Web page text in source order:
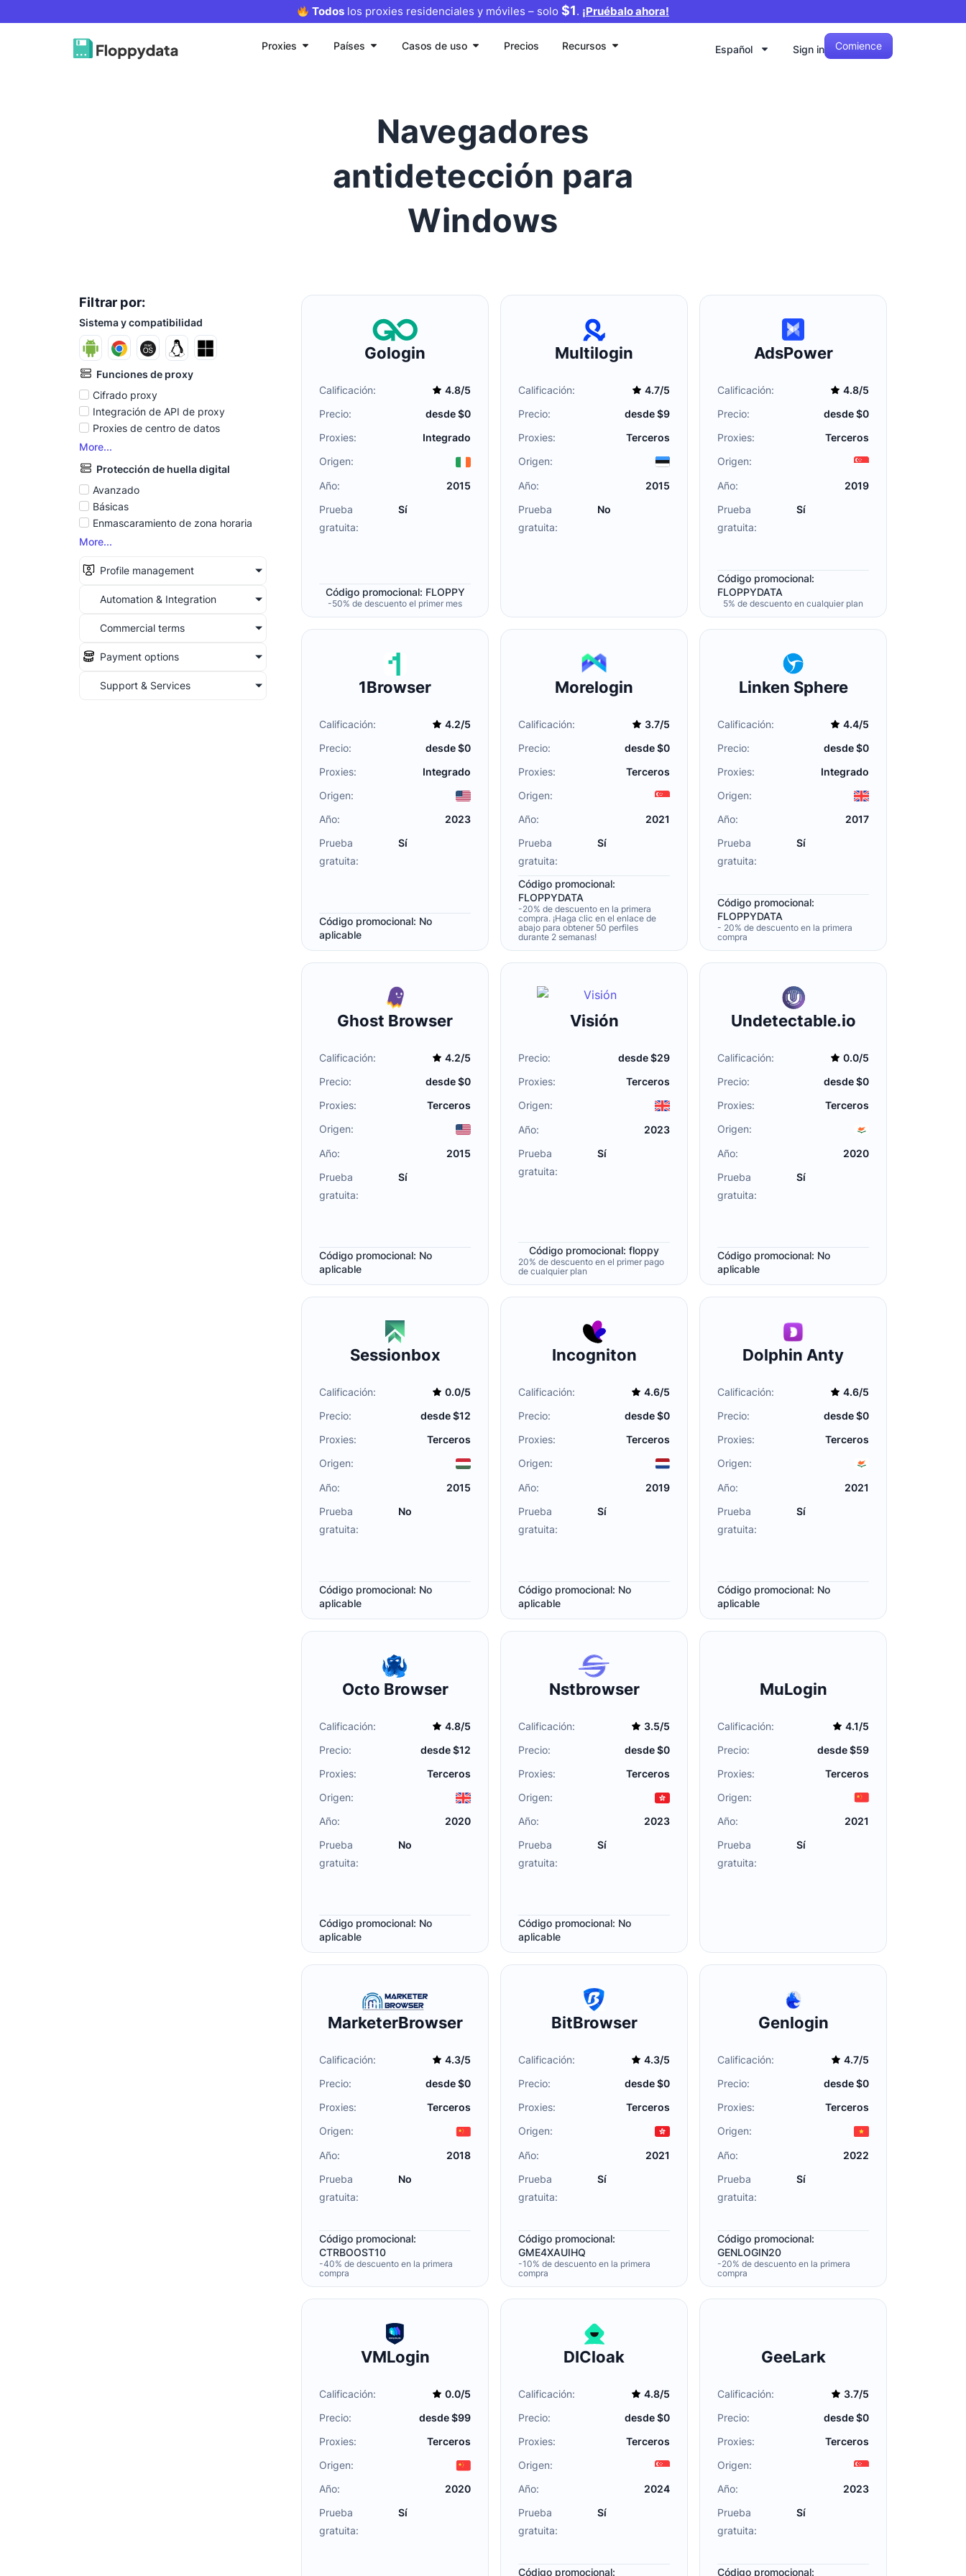
Todos los proxies residenciales y móviles – solo$1. ¡Pruébalo ahora!
Proxies Países Casos de uso Precios Recursos Español Sign in Comience
Navegadores
antidetección para
Windows
Filtrar por:
Sistema y compatibilidad
Funciones de proxy
Cifrado proxy
Integración de API de proxy
Proxies de centro de datos
More...
Protección de huella digital
Avanzado
Básicas
Enmascaramiento de zona horaria
More...
Profile management
Automation & Integration
Commercial terms
Payment options
Support & Services
Gologin
Calificación:
4.8/5
Precio:
desde $0
Proxies:
Integrado
Origen:
Año:
2015
Prueba
gratuita:
Sí
Código promocional: FLOPPY
-50% de descuento el primer mes
Multilogin
Calificación:
4.7/5
Precio:
desde $9
Proxies:
Terceros
Origen:
Año:
2015
Prueba
gratuita:
No
AdsPower
Calificación:
4.8/5
Precio:
desde $0
Proxies:
Terceros
Origen:
Año:
2019
Prueba
gratuita:
Sí
Código promocional:
FLOPPYDATA
5% de descuento en cualquier plan
1Browser
Calificación:
4.2/5
Precio:
desde $0
Proxies:
Integrado
Origen:
Año:
2023
Prueba
gratuita:
Sí
Código promocional: No
aplicable
Morelogin
Calificación:
3.7/5
Precio:
desde $0
Proxies:
Terceros
Origen:
Año:
2021
Prueba
gratuita:
Sí
Código promocional:
FLOPPYDATA
-20% de descuento en la primera
compra. ¡Haga clic en el enlace de
abajo para obtener 50 perfiles
durante 2 semanas!
Linken Sphere
Calificación:
4.4/5
Precio:
desde $0
Proxies:
Integrado
Origen:
Año:
2017
Prueba
gratuita:
Sí
Código promocional:
FLOPPYDATA
- 20% de descuento en la primera
compra
Ghost Browser
Calificación:
4.2/5
Precio:
desde $0
Proxies:
Terceros
Origen:
Año:
2015
Prueba
gratuita:
Sí
Código promocional: No
aplicable
Visión
Precio:
desde $29
Proxies:
Terceros
Origen:
Año:
2023
Prueba
gratuita:
Sí
Código promocional: floppy
20% de descuento en el primer pago
de cualquier plan
Undetectable.io
Calificación:
0.0/5
Precio:
desde $0
Proxies:
Terceros
Origen:
Año:
2020
Prueba
gratuita:
Sí
Código promocional: No
aplicable
Sessionbox
Calificación:
0.0/5
Precio:
desde $12
Proxies:
Terceros
Origen:
Año:
2015
Prueba
gratuita:
No
Código promocional: No
aplicable
Incogniton
Calificación:
4.6/5
Precio:
desde $0
Proxies:
Terceros
Origen:
Año:
2019
Prueba
gratuita:
Sí
Código promocional: No
aplicable
Dolphin Anty
Calificación:
4.6/5
Precio:
desde $0
Proxies:
Terceros
Origen:
Año:
2021
Prueba
gratuita:
Sí
Código promocional: No
aplicable
Octo Browser
Calificación:
4.8/5
Precio:
desde $12
Proxies:
Terceros
Origen:
Año:
2020
Prueba
gratuita:
No
Código promocional: No
aplicable
Nstbrowser
Calificación:
3.5/5
Precio:
desde $0
Proxies:
Terceros
Origen:
Año:
2023
Prueba
gratuita:
Sí
Código promocional: No
aplicable
MuLogin
Calificación:
4.1/5
Precio:
desde $59
Proxies:
Terceros
Origen:
Año:
2021
Prueba
gratuita:
Sí
MarketerBrowser
Calificación:
4.3/5
Precio:
desde $0
Proxies:
Terceros
Origen:
Año:
2018
Prueba
gratuita:
No
Código promocional:
CTRBOOST10
-40% de descuento en la primera
compra
BitBrowser
Calificación:
4.3/5
Precio:
desde $0
Proxies:
Terceros
Origen:
Año:
2021
Prueba
gratuita:
Sí
Código promocional:
GME4XAUIHQ
-10% de descuento en la primera
compra
Genlogin
Calificación:
4.7/5
Precio:
desde $0
Proxies:
Terceros
Origen:
Año:
2022
Prueba
gratuita:
Sí
Código promocional:
GENLOGIN20
-20% de descuento en la primera
compra
VMLogin
Calificación:
0.0/5
Precio:
desde $99
Proxies:
Terceros
Origen:
Año:
2020
Prueba
gratuita:
Sí
DICloak
Calificación:
4.8/5
Precio:
desde $0
Proxies:
Terceros
Origen:
Año:
2024
Prueba
gratuita:
Sí
Código promocional:
GeeLark
Calificación:
3.7/5
Precio:
desde $0
Proxies:
Terceros
Origen:
Año:
2023
Prueba
gratuita:
Sí
Código promocional: